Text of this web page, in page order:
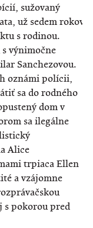
sužovaný
už sedem rokov
s rodinou.
výnimočne
Sanchezovou.
oznámi polícii,
sa do rodného
dom v
sa ilegálne
Alice
trpiaca Ellen
a vzájomne
s pokorou pred